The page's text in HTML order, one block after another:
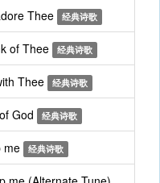
Thee 经典诗歌
of Thee 经典诗歌
Thee 经典诗歌
God 经典诗歌
me 经典诗歌